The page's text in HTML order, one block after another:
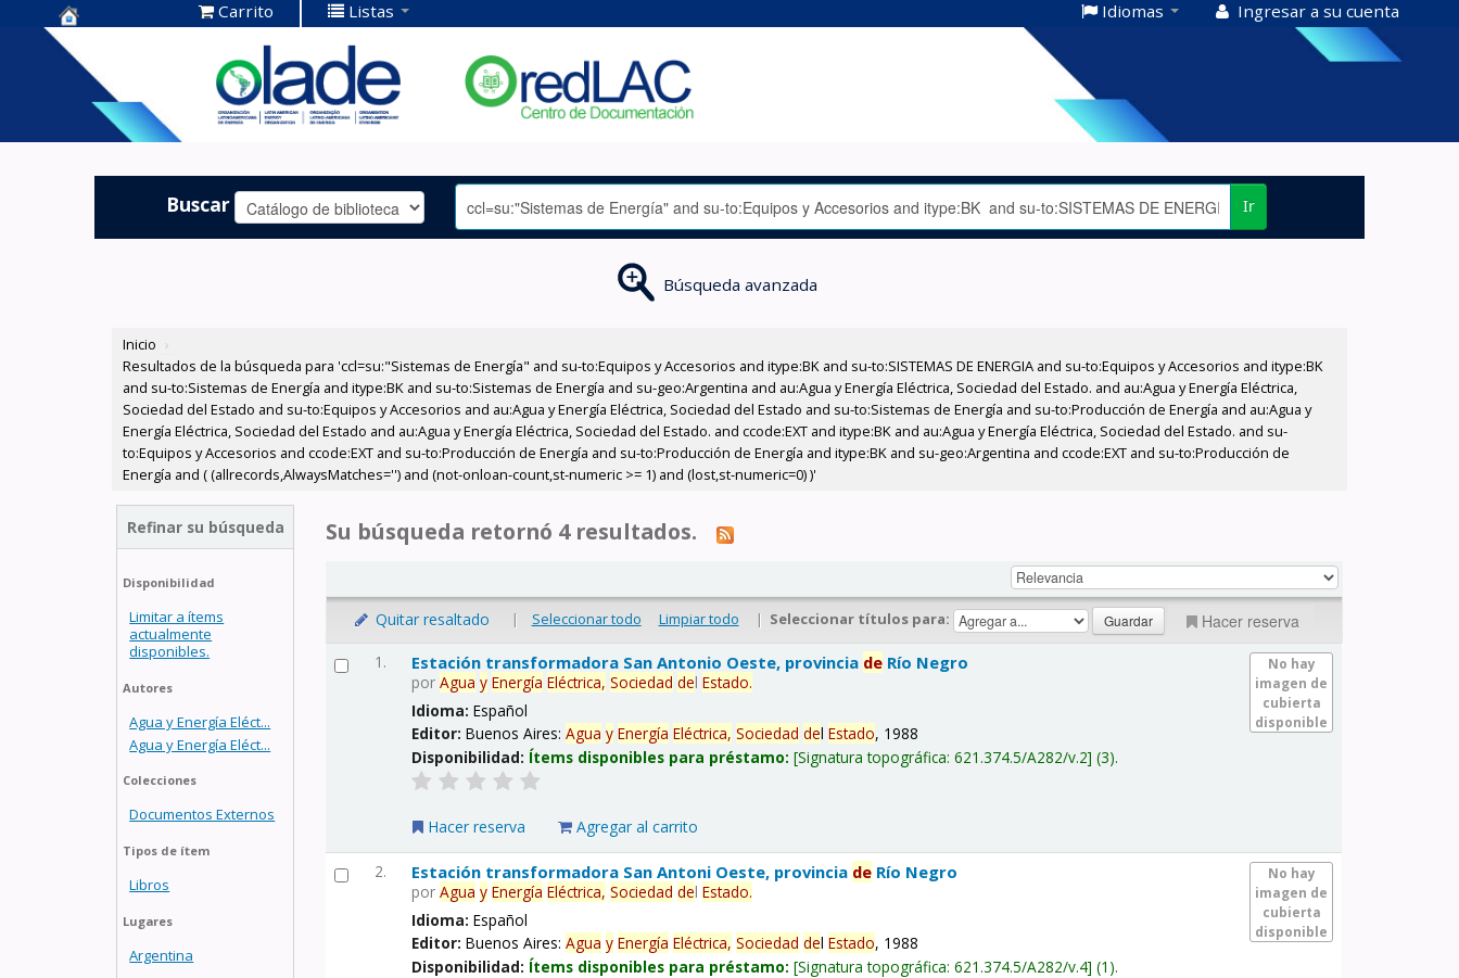
Centro de
Documentación
OLADE -
Carrito Listas Idiomas Ingresar a su cuenta
Buscar Ir
Búsqueda avanzada
Inicio ›
Resultados de la búsqueda para 'ccl=su:"Sistemas de Energía" and su-to:Equipos y Accesorios and itype:BK and su-to:SISTEMAS DE ENERGIA and su-to:Equipos y Accesorios and itype:BK
and su-to:Sistemas de Energía and itype:BK and su-to:Sistemas de Energía and su-geo:Argentina and au:Agua y Energía Eléctrica, Sociedad del Estado. and au:Agua y Energía Eléctrica,
Sociedad del Estado and su-to:Equipos y Accesorios and au:Agua y Energía Eléctrica, Sociedad del Estado and su-to:Sistemas de Energía and su-to:Producción de Energía and au:Agua y
Energía Eléctrica, Sociedad del Estado and au:Agua y Energía Eléctrica, Sociedad del Estado. and ccode:EXT and itype:BK and au:Agua y Energía Eléctrica, Sociedad del Estado. and su-
to:Equipos y Accesorios and ccode:EXT and su-to:Producción de Energía and su-to:Producción de Energía and itype:BK and su-geo:Argentina and ccode:EXT and su-to:Producción de
Energía and ( (allrecords,AlwaysMatches='') and (not-onloan-count,st-numeric >= 1) and (lost,st-numeric=0) )'
Refinar su búsqueda
Disponibilidad
Limitar a ítems
actualmente
disponibles.
Autores
Agua y Energía Eléct...
Agua y Energía Eléct...
Colecciones
Documentos Externos
Tipos de ítem
Libros
Lugares
Argentina
Su búsqueda retornó 4 resultados.
Quitar resaltado | Seleccionar todo Limpiar todo | Seleccionar títulos para: Hacer reserva
1.
No hay
imagen de
cubierta
disponible
Estación transformadora San Antonio Oeste, provincia de Río Negro
porAgua y Energía Eléctrica, Sociedad delEstado.
Idioma:Español
Editor:Buenos Aires:Agua y Energía Eléctrica, Sociedad delEstado, 1988
Disponibilidad: Ítems disponibles para préstamo: Signatura topográfica:621.374.5/A282/v.2 (3).
Hacer reserva Agregar al carrito
2.
No hay
imagen de
cubierta
disponible
Estación transformadora San Antoni Oeste, provincia de Río Negro
porAgua y Energía Eléctrica, Sociedad delEstado.
Idioma:Español
Editor:Buenos Aires:Agua y Energía Eléctrica, Sociedad delEstado, 1988
Disponibilidad: Ítems disponibles para préstamo: Signatura topográfica:621.374.5/A282/v.4 (1).